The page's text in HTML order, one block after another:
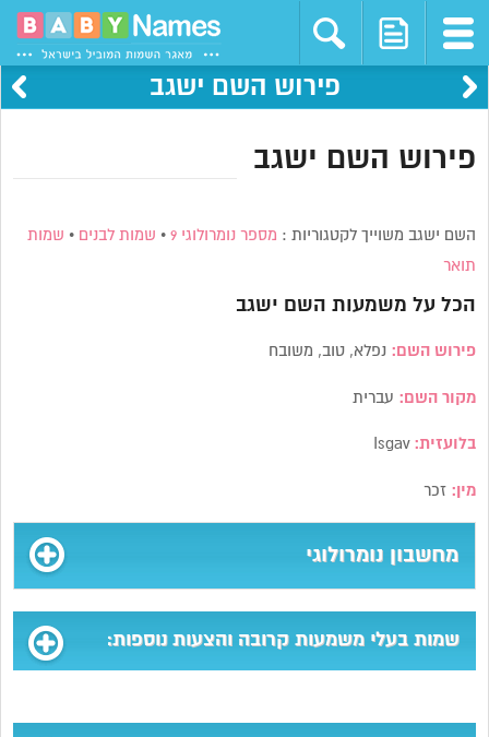
פירוש השם ישגב
פירוש השם ישגב
השם ישגב משוייך לקטגוריות : מספר נומרולוגי 9 • שמות לבנים • שמות
תואר
הכל על משמעות השם ישגב
פירוש השם: נפלא, טוב, משובח
מקור השם: עברית
בלועזית: Isgav
מין: זכר
מחשבון נומרולוגי
שמות בעלי משמעות קרובה והצעות נוספות: